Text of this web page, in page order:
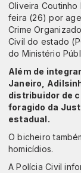
Oliveira
feira (26) por
Crime
Civil do estado
do Ministério
Além de
Janeiro,
distribuidor de
foragido da
estadual.
O bicheiro
homicídios.
A Polícia Civil